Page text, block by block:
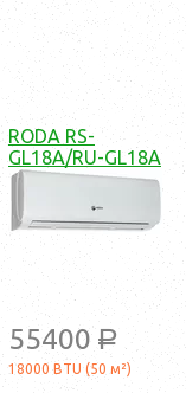
RODA RS-
GL18A/RU-GL18A
55400 a
18000 BTU (50 м²)